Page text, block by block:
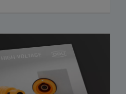
Kontaktwechsel! Die
Blue-Line bieten Ihnen hohe Flexibilität